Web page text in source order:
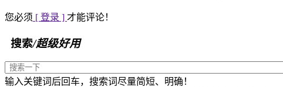
您必须 [ 登录 ] 才能评论！
搜索/超级好用
输入关键词后回车，搜索词尽量简短、明确！